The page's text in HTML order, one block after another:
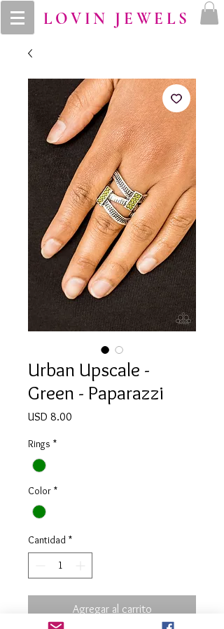
LOVIN JEWELS
Urban Upscale -
Green - Paparazzi
USD 8.00
Rings *
Color *
Cantidad *
Agregar al carrito